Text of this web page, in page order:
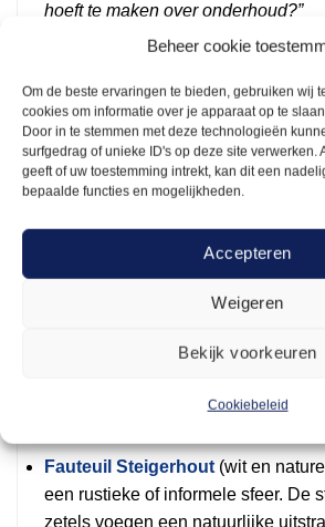
Beheer cookie
Om de beste ervaringen te bieden, gebruiken wij
cookies om informatie over je apparaat op te
Door in te stemmen met deze technologieën
surfgedrag of unieke ID's op deze site verwerken.
geeft of uw toestemming intrekt, kan dit een
bepaalde functies en mogelijkheden.
Accepteren
Weigeren
Bekijk voorkeuren
Cookiebeleid
hoeft te maken over onderhoud?”
steigerhout
Arendje heeft een uitgebreide
zitmeubelen in verschillende
voor een moderne, klassieke of
uitstraling, er is altijd wel een
jouw evenement past. Hier zijn
keuzes:
zilvergrijs): Deze elegante
Fauteuil Steigerhout (wit en
een rustieke of informele sfeer. De
zetels voegen een natuurlijke